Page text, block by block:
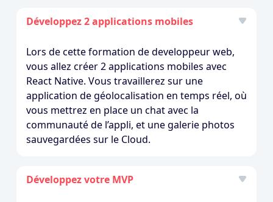
Développez 2 applications mobiles
Lors de cette formation de developpeur web,
vous allez créer 2 applications mobiles avec
React Native. Vous travaillerez sur une
application de géolocalisation en temps réel, où
vous mettrez en place un chat avec la
communauté de l’appli, et une galerie photos
sauvegardées sur le Cloud.
Développez votre MVP